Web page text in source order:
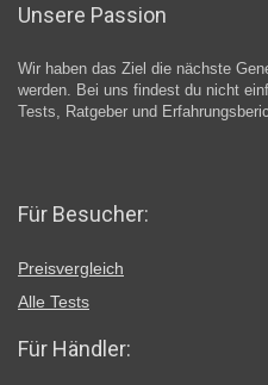
Unsere Passion
Wir haben das Ziel die nächste
werden. Bei uns findest du nicht
Tests, Ratgeber und
Für Besucher:
Preisvergleich
Alle Tests
Für Händler: